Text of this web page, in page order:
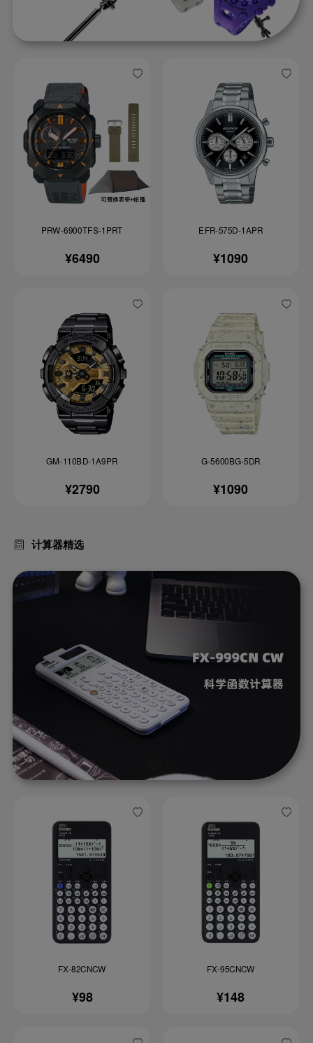
PRW-6900TFS-1PRT
¥6490
EFR-575D-1APR
¥1090
GM-110BD-1A9PR
¥2790
G-5600BG-5DR
¥1090
计算器精选
FX-82CNCW
¥98
FX-95CNCW
¥148